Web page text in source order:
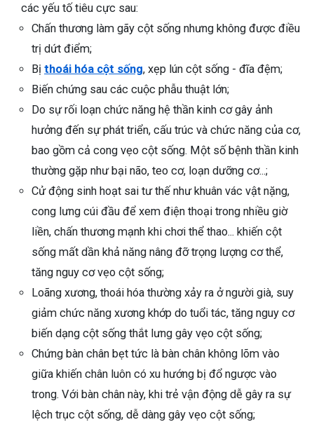
các yếu tố tiêu cực sau:
Chấn thương làm gãy cột sống nhưng không được điều
trị dứt điểm;
Bị thoái hóa cột sống, xẹp lún cột sống - đĩa đệm;
Biến chứng sau các cuộc phẫu thuật lớn;
Do sự rối loạn chức năng hệ thần kinh cơ gây ảnh
hưởng đến sự phát triển, cấu trúc và chức năng của cơ,
bao gồm cả cong vẹo cột sống. Một số bệnh thần kinh
thường gặp như bại não, teo cơ, loạn dưỡng cơ...;
Cử động sinh hoạt sai tư thế như khuân vác vật nặng,
cong lưng cúi đầu để xem điện thoại trong nhiều giờ
liền, chấn thương mạnh khi chơi thể thao... khiến cột
sống mất dần khả năng nâng đỡ trọng lượng cơ thể,
tăng nguy cơ vẹo cột sống;
Loãng xương, thoái hóa thường xảy ra ở người già, suy
giảm chức năng xương khớp do tuổi tác, tăng nguy cơ
biến dạng cột sống thắt lưng gây vẹo cột sống;
Chứng bàn chân bẹt tức là bàn chân không lõm vào
giữa khiến chân luôn có xu hướng bị đổ ngược vào
trong. Với bàn chân này, khi trẻ vận động dễ gây ra sự
lệch trục cột sống, dễ dàng gây vẹo cột sống;